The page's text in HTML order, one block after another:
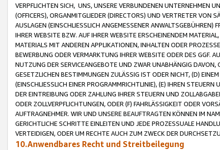
VERPFLICHTEN SICH, UNS, UNSERE VERBUNDENEN UNTERNEHMEN
(OFFICERS), ORGANMITGLIEDER (DIRECTORS) UND VERTRETER VON
AUSLAGEN (EINSCHLIESSLICH ANGEMESSENER
IHRER WEBSITE BZW. AUF IHRER WEBSITE ERSCHEINENDEM
MATERIALS MIT ANDEREN APPLIKATIONEN, INHALTEN ODER
BEWERBUNG ODER VERMARKTUNG IHRER WEBSITE ODER DES GGF.
NUTZUNG DER SERVICEANGEBOTE UND ZWAR UNABHÄNGIG
GESETZLICHEN BESTIMMUNGEN ZULÄSSIG IST ODER NICHT, (D)
(EINSCHLIESSLICH EINER PROGRAMMRICHTLINIE), (E) IHREN
DER EINTREIBUNG ODER ZAHLUNG IHRER STEUERN UND
ODER ZOLLVERPFLICHTUNGEN, ODER (F) FAHRLÄSSIGKEIT ODER
AUFTRAGNEHMER. WIR UND UNSERE BEAUFTRAGTEN KÖNNEN IM
GERICHTLICHE SCHRITTE EINLEITEN UND JEDE PROZESSUALE
VERTEIDIGEN, ODER UM RECHTE AUCH ZUM ZWECK DER
10.Anwendbares Recht und Streitbeilegung